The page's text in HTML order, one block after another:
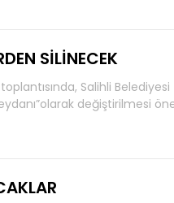
SİLİNECEK
Salihli
değiştirilmesi